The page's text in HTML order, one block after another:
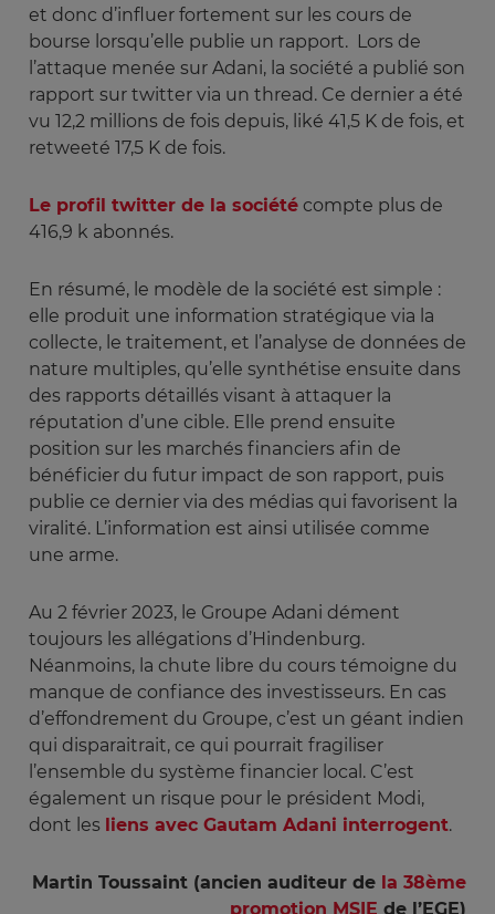
et donc d’influer fortement sur les cours de
bourse lorsqu’elle publie un rapport. Lors de
l’attaque menée sur Adani, la société a publié son
rapport sur twitter via un thread. Ce dernier a été
vu 12,2 millions de fois depuis, liké 41,5 K de fois, et
retweeté 17,5 K de fois.
Le profil twitter de la société compte plus de
416,9 k abonnés.
En résumé, le modèle de la société est simple :
elle produit une information stratégique via la
collecte, le traitement, et l’analyse de données de
nature multiples, qu’elle synthétise ensuite dans
des rapports détaillés visant à attaquer la
réputation d’une cible. Elle prend ensuite
position sur les marchés financiers afin de
bénéficier du futur impact de son rapport, puis
publie ce dernier via des médias qui favorisent la
viralité. L’information est ainsi utilisée comme
une arme.
Au 2 février 2023, le Groupe Adani dément
toujours les allégations d’Hindenburg.
Néanmoins, la chute libre du cours témoigne du
manque de confiance des investisseurs. En cas
d’effondrement du Groupe, c’est un géant indien
qui disparaitrait, ce qui pourrait fragiliser
l’ensemble du système financier local. C’est
également un risque pour le président Modi,
dont les liens avec Gautam Adani interrogent.
Martin Toussaint (ancien auditeur de la 38ème
promotion MSIE de l’EGE)